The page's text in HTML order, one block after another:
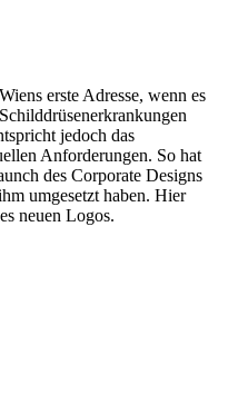
erste Adresse, wenn es
jedoch das
Anforderungen. So hat
des Corporate Designs
umgesetzt haben. Hier
neuen Logos.